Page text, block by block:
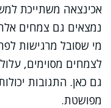
אכינצאה משתייכת
נמצאים גם צמחים
מי שסובל מרגישות
לצמחים מסוימים,
גם כאן. התגובות
מפושטת.